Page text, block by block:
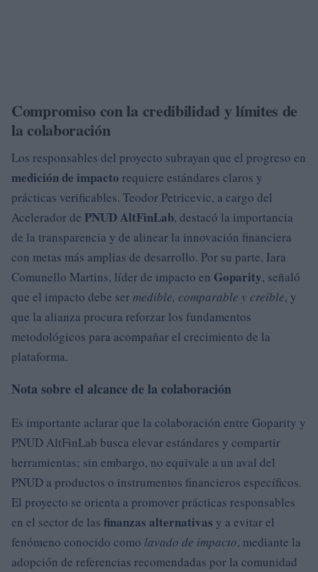
Compromiso con la credibilidad y límites de
la colaboración
Los responsables del proyecto subrayan que el progreso en
medición de impacto requiere estándares claros y
prácticas verificables. Teodor Petricevic, a cargo del
Acelerador de PNUD AltFinLab, destacó la importancia
de la transparencia y de alinear la innovación financiera
con metas más amplias de desarrollo. Por su parte, Iara
Comunello Martins, líder de impacto en Goparity, señaló
que el impacto debe sermedible, comparable y creíble, y
que la alianza procura reforzar los fundamentos
metodológicos para acompañar el crecimiento de la
plataforma.
Nota sobre el alcance de la colaboración
Es importante aclarar que la colaboración entre Goparity y
PNUD AltFinLab busca elevar estándares y compartir
herramientas; sin embargo, no equivale a un aval del
PNUD a productos o instrumentos financieros específicos.
El proyecto se orienta a promover prácticas responsables
en el sector de las finanzas alternativas y a evitar el
fenómeno conocido como lavado de impacto, mediante la
adopción de referencias recomendadas por la comunidad